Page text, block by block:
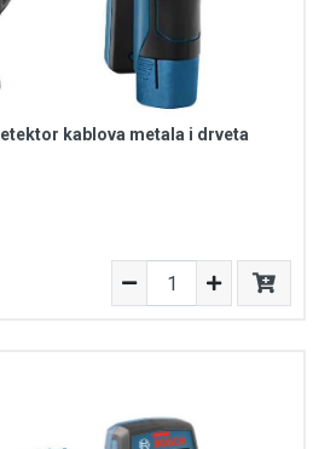
kablova metala i drveta